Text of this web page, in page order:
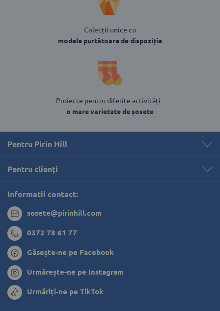
Colecții unice cu
modele purtătoare de dispoziție
Proiecte pentru diferite activități -
o mare varietate de șosete
Pentru Pirin Hill
Pentru clienți
Informatii contact:
sosete@pirinhill.com
0372 78 61 77
Găsește-ne pe Facebook
Urmărește-ne pe Instagram
Urmăriți-ne pe TikTok